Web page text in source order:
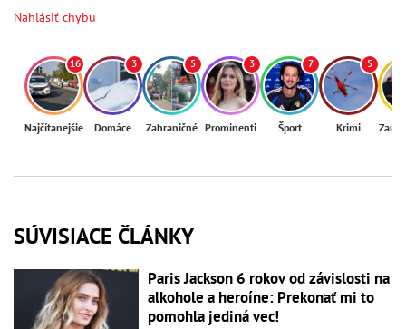
Nahlásiť chybu
16
Najčítanejšie
3
Domáce
5
Zahraničné
3
Prominenti
7
Šport
5
Krimi
SÚVISIACE ČLÁNKY
Paris Jackson 6 rokov od závislosti na
alkohole a heroíne: Prekonať mi to
pomohla jediná vec!